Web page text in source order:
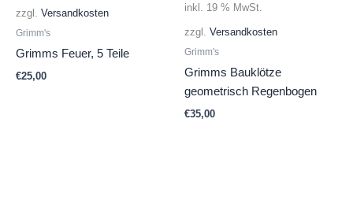
zzgl. Versandkosten
Grimm's
Grimms Feuer, 5 Teile
€25,00
inkl. 19 % MwSt.
zzgl. Versandkosten
Grimm's
Grimms Bauklötze
geometrisch Regenbogen
€35,00